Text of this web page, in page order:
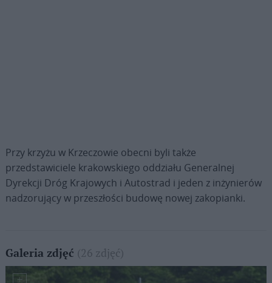
Przy krzyżu w Krzeczowie obecni byli także
przedstawiciele krakowskiego oddziału Generalnej
Dyrekcji Dróg Krajowych i Autostrad i jeden z inżynierów
nadzorujący w przeszłości budowę nowej zakopianki.
Galeria zdjęć (26 zdjęć)